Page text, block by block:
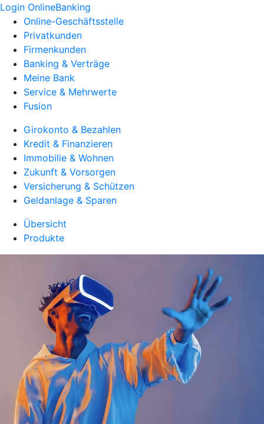
Login OnlineBanking
Online-Geschäftsstelle
Privatkunden
Firmenkunden
Banking & Verträge
Meine Bank
Service & Mehrwerte
Fusion
Girokonto & Bezahlen
Kredit & Finanzieren
Immobilie & Wohnen
Zukunft & Vorsorgen
Versicherung & Schützen
Geldanlage & Sparen
Übersicht
Produkte